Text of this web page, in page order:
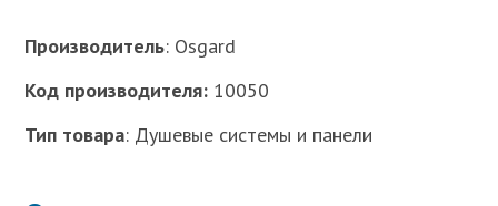
Производитель: Osgard
Код производителя: 10050
Тип товара: Душевые системы и панели